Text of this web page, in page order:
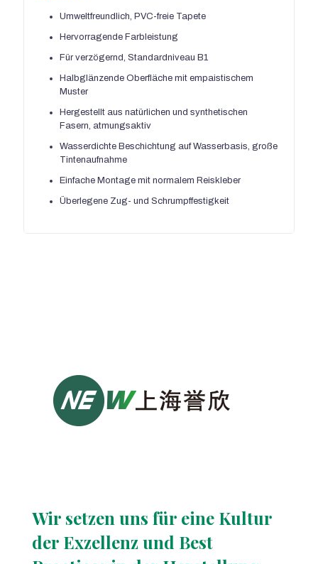
Umweltfreundlich, PVC-freie Tapete
Hervorragende Farbleistung
Für verzögernd, Standardniveau B1
Halbglänzende Oberfläche mit empaistischem
Muster
Hergestellt aus natürlichen und synthetischen
Fasern, atmungsaktiv
Wasserdichte Beschichtung auf Wasserbasis, große
Tintenaufnahme
Einfache Montage mit normalem Reiskleber
Überlegene Zug- und Schrumpffestigkeit
Wir setzen uns für eine Kultur
der Exzellenz und Best